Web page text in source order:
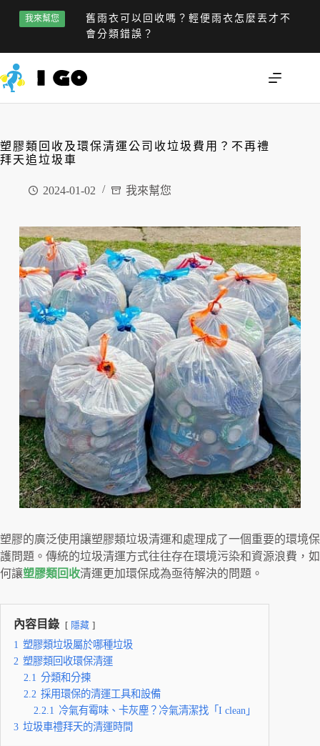
我來幫您
舊雨衣可以回收嗎？輕便雨衣怎麼丟才不
會分類錯誤？
塑膠類回收及環保清運公司收垃圾費用？不再禮
拜天追垃圾車
2024-01-02 我來幫您
塑膠的廣泛使用讓塑膠類垃圾清運和處理成了一個重要的環境保
護問題。傳統的垃圾清運方式往往存在環境污染和資源浪費，如
何讓塑膠類回收清運更加環保成為亟待解決的問題。
內容目錄 隱藏
1 塑膠類垃圾屬於哪種垃圾
2 塑膠類回收環保清運
2.1 分類和分揀
2.2 採用環保的清運工具和設備
2.2.1 冷氣有霉味、卡灰塵？冷氣清潔找「I clean」
3 垃圾車禮拜天的清運時間